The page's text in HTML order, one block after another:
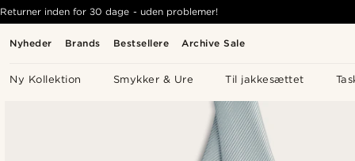
Nyheder Brands Bestsellere Archive Sale
Ny Kollektion Smykker & Ure Til jakkesættet
Returner inden for 30 dage - uden problemer!